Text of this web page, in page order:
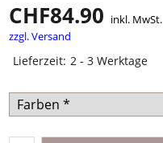
CHF84.90 inkl. MwSt.
zzgl. Versand
Lieferzeit: 2 - 3 Werktage